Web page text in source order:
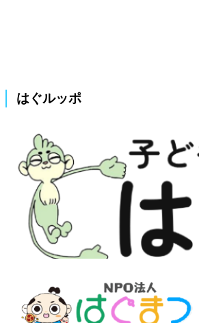
はぐルッポ